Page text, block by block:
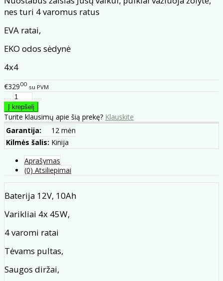
nes turi 4 varomus ratus
EVA ratai,
EKO odos sėdynė
4x4
€32900 su PVM
Turite klausimų apie šią prekę? Klauskite
Garantija:
12 mėn
Kilmės šalis: Kinija
Aprašymas
(0) Atsiliepimai
Baterija 12V, 10Ah
Varikliai 4x 45W,
4 varomi ratai
Tėvams pultas,
Saugos diržai,